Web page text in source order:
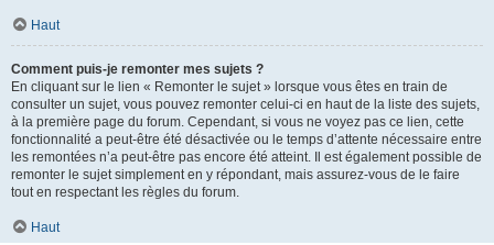
Haut
Comment puis-je remonter mes sujets ?
En cliquant sur le lien « Remonter le sujet » lorsque vous êtes en train de
consulter un sujet, vous pouvez remonter celui-ci en haut de la liste des sujets,
à la première page du forum. Cependant, si vous ne voyez pas ce lien, cette
fonctionnalité a peut-être été désactivée ou le temps d’attente nécessaire entre
les remontées n’a peut-être pas encore été atteint. Il est également possible de
remonter le sujet simplement en y répondant, mais assurez-vous de le faire
tout en respectant les règles du forum.
Haut